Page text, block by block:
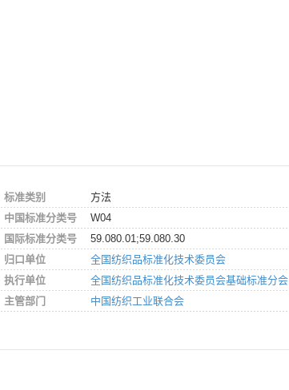
标准类别
方法
中国标准分类号
W04
国际标准分类号
59.080.01;59.080.30
归口单位
全国纺织品标准化技术委员会
执行单位
全国纺织品标准化技术委员会基础标准分会
主管部门
中国纺织工业联合会